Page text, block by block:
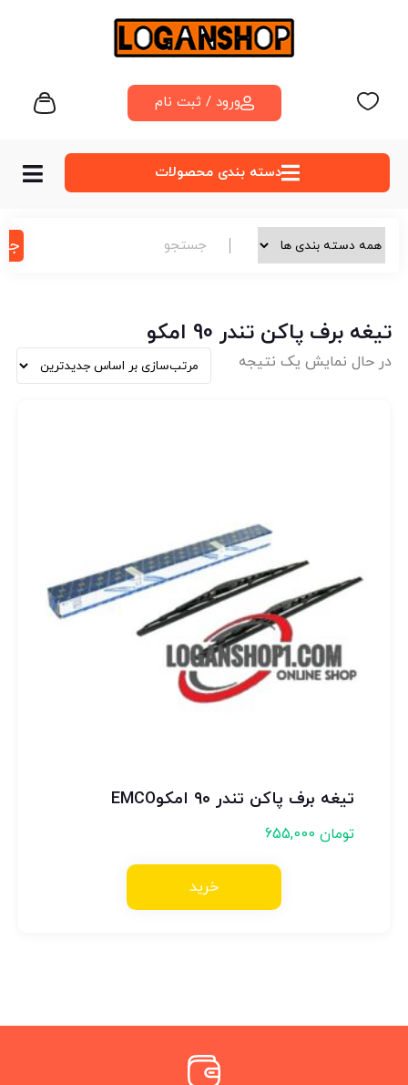
ورود / ثبت نام
دسته‌ بندی محصولات
تیغه برف پاکن تندر 90 امکو
در حال نمایش یک نتیجه
تیغه برف پاکن تندر ۹۰ امکوEMCO
تومان655,000
خرید